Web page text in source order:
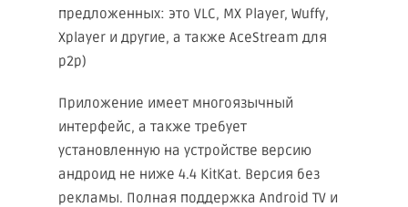
предложенных: это VLC, MX Player, Wuffy,
Xplayer и другие, а также AceStream для
p2p)
Приложение имеет многоязычный
интерфейс, а также требует
установленную на устройстве версию
андроид не ниже 4.4 KitKat. Версия без
рекламы. Полная поддержка Android TV и